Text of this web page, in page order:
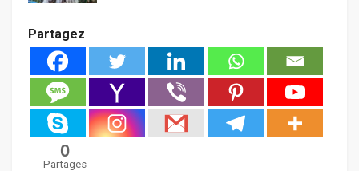
Partagez
0
Partages